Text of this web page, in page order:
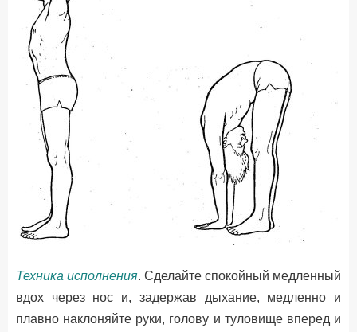
Техника исполнения. Сделайте спокойный медленный
вдох через нос и, задержав дыхание, медленно и
плавно наклоняйте руки, голову и туловище вперед и